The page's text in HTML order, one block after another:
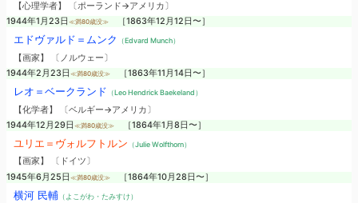
【心理学者】 〔ポーランド→アメリカ〕
1944年1月23日 ≪満80歳没≫ ［1863年12月12日〜］
エドヴァルド＝ムンク （Edvard Munch）
【画家】 〔ノルウェー〕
1944年2月23日 ≪満80歳没≫ ［1863年11月14日〜］
レオ＝ベークランド （Leo Hendrick Baekeland）
【化学者】 〔ベルギー→アメリカ〕
1944年12月29日 ≪満80歳没≫ ［1864年1月8日〜］
ユリエ＝ヴォルフトルン （Julie Wolfthorn）
【画家】 〔ドイツ〕
1945年6月25日 ≪満80歳没≫ ［1864年10月28日〜］
横河 民輔 （よこがわ・たみすけ）